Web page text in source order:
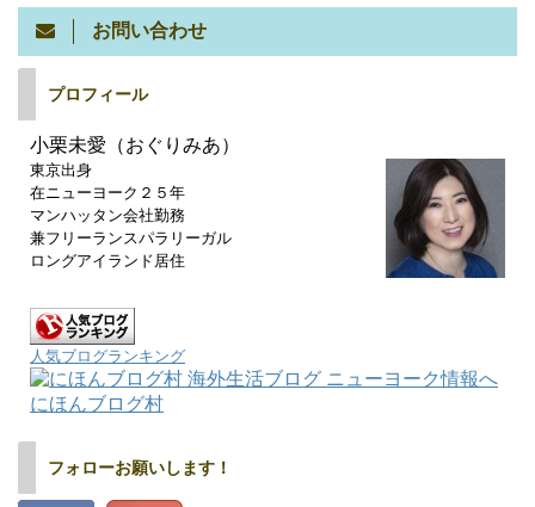
お問い合わせ
プロフィール
小栗未愛（おぐりみあ）
東京出身
在ニューヨーク２５年
マンハッタン会社勤務
兼フリーランスパラリーガル
ロングアイランド居住
人気ブログランキング
にほんブログ村
フォローお願いします！